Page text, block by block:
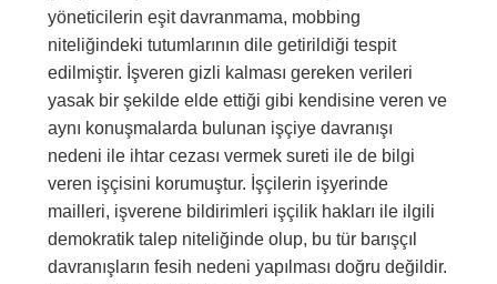
yöneticilerin eşit davranmama, mobbing
niteliğindeki tutumlarının dile getirildiği tespit
edilmiştir. İşveren gizli kalması gereken verileri
yasak bir şekilde elde ettiği gibi kendisine veren ve
aynı konuşmalarda bulunan işçiye davranışı
nedeni ile ihtar cezası vermek sureti ile de bilgi
veren işçisini korumuştur. İşçilerin işyerinde
mailleri, işverene bildirimleri işçilik hakları ile ilgili
demokratik talep niteliğinde olup, bu tür barışçıl
davranışların fesih nedeni yapılması doğru değildir.